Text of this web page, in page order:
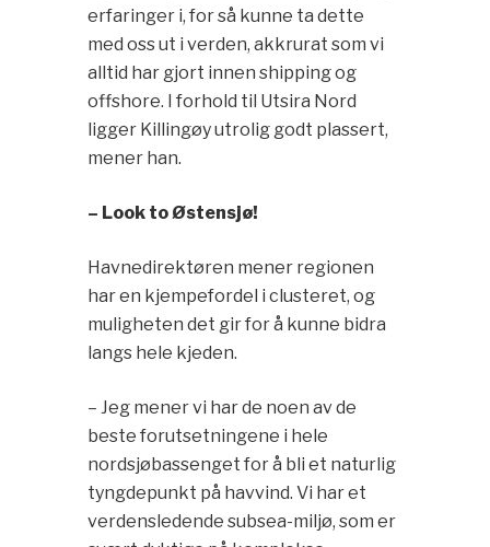
erfaringer i, for så kunne ta dette
med oss ut i verden, akkrurat som vi
alltid har gjort innen shipping og
offshore. I forhold til Utsira Nord
ligger Killingøy utrolig godt plassert,
mener han.
– Look to Østensjø!
Havnedirektøren mener regionen
har en kjempefordel i clusteret, og
muligheten det gir for å kunne bidra
langs hele kjeden.
– Jeg mener vi har de noen av de
beste forutsetningene i hele
nordsjøbassenget for å bli et naturlig
tyngdepunkt på havvind. Vi har et
verdensledende subsea-miljø, som er